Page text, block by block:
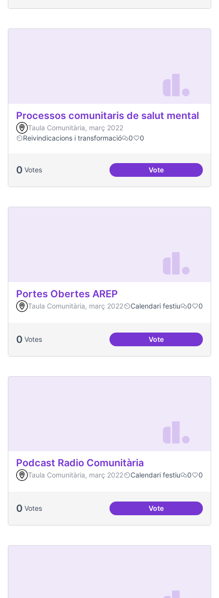
Processos comunitaris de salut mental
Taula Comunitària, març 2022
Reivindicacions i transformació
0 0
0 Votes VoteProcessos
Portes Obertes AREP
Taula Comunitària, març 2022 Calendari festiu 0 0
0 Votes VotePortes Obertes
Podcast Radio Comunitària
Taula Comunitària, març 2022 Calendari festiu 0 0
0 Votes VotePodcast Radio